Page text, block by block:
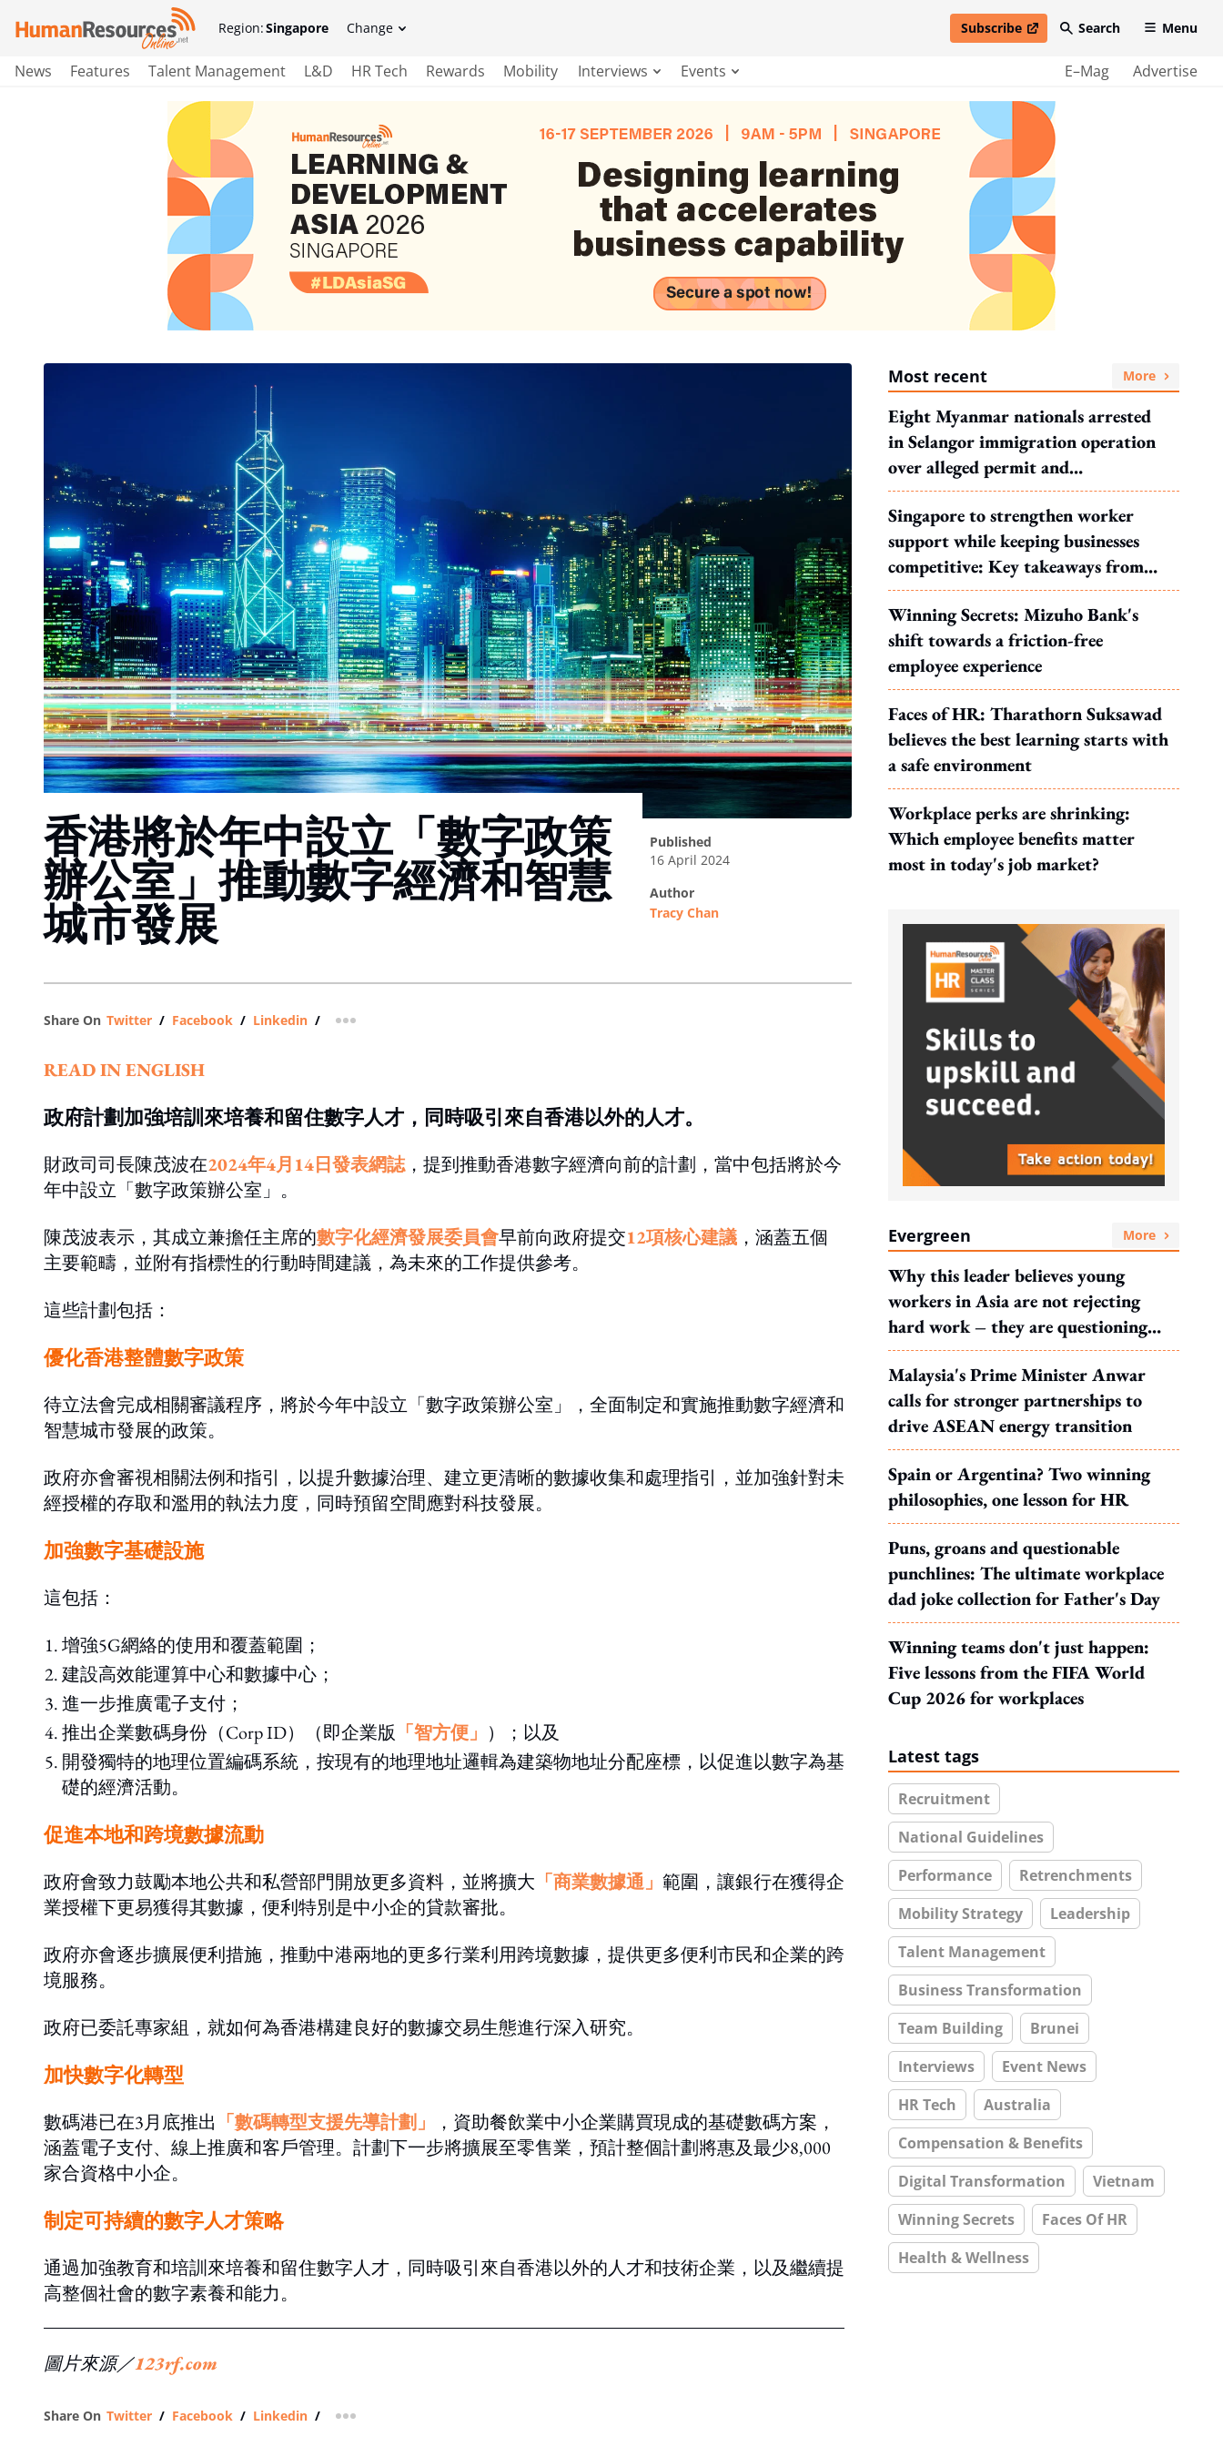
Region:Singapore Change Subscribe
open in new windowSearch Menu
News Features Talent Management L&D HR Tech Rewards Mobility Interviews Events E–Mag Advertise
香港將於年中設立「數字政策
辦公室」推動數字經濟和智慧
城市發展
published
16 April 2024
author
Tracy Chan
Share On Twitter / Facebook / Linkedin / more sharing option
READ IN ENGLISH
政府計劃加強培訓來培養和留住數字人才，同時吸引來自香港以外的人才。
財政司司長陳茂波在2024年4月14日發表網誌，提到推動香港數字經濟向前的計劃，當中包括將於今
年中設立「數字政策辦公室」。
陳茂波表示，其成立兼擔任主席的數字化經濟發展委員會早前向政府提交12項核心建議 ，涵蓋五個
主要範疇，並附有指標性的行動時間建議，為未來的工作提供參考。
這些計劃包括：
優化香港整體數字政策
待立法會完成相關審議程序，將於今年中設立「數字政策辦公室」，全面制定和實施推動數字經濟和
智慧城市發展的政策。
政府亦會審視相關法例和指引，以提升數據治理、建立更清晰的數據收集和處理指引，並加強針對未
經授權的存取和濫用的執法力度，同時預留空間應對科技發展。
加強數字基礎設施
這包括：
增強5G網絡的使用和覆蓋範圍；
建設高效能運算中心和數據中心；
進一步推廣電子支付；
推出企業數碼身份（Corp ID）（即企業版 「智方便」 ）；以及
開發獨特的地理位置編碼系統，按現有的地理地址邏輯為建築物地址分配座標，以促進以數字為基
礎的經濟活動。
促進本地和跨境數據流動
政府會致力鼓勵本地公共和私營部門開放更多資料，並將擴大 「商業數據通」 範圍，讓銀行在獲得企
業授權下更易獲得其數據，便利特別是中小企的貸款審批。
政府亦會逐步擴展便利措施，推動中港兩地的更多行業利用跨境數據，提供更多便利市民和企業的跨
境服務。
政府已委託專家組，就如何為香港構建良好的數據交易生態進行深入研究。
加快數字化轉型
數碼港已在3月底推出 「數碼轉型支援先導計劃」
，資助餐飲業中小企業購買現成的基礎數碼方案，
涵蓋電子支付、線上推廣和客戶管理。計劃下一步將擴展至零售業，預計整個計劃將惠及最少8,000
家合資格中小企。
制定可持續的數字人才策略
通過加強教育和培訓來培養和留住數字人才，同時吸引來自香港以外的人才和技術企業，以及繼續提
高整個社會的數字素養和能力。
圖片來源／123rf.com
Share On Twitter / Facebook / Linkedin / more sharing option
Most recent More
Eight Myanmar nationals arrested
in Selangor immigration operation
over alleged permit and
documentation offences
Singapore to strengthen worker
support while keeping businesses
competitive: Key takeaways from
MOS Dinesh's response to WP's
motion
Winning Secrets: Mizuho Bank's
shift towards a friction-free
employee experience
Faces of HR: Tharathorn Suksawad
believes the best learning starts with
a safe environment
Workplace perks are shrinking:
Which employee benefits matter
most in today's job market?
Evergreen More
Why this leader believes young
workers in Asia are not rejecting
hard work – they are questioning
what it leads to
Malaysia's Prime Minister Anwar
calls for stronger partnerships to
drive ASEAN energy transition
Spain or Argentina? Two winning
philosophies, one lesson for HR
Puns, groans and questionable
punchlines: The ultimate workplace
dad joke collection for Father's Day
Winning teams don't just happen:
Five lessons from the FIFA World
Cup 2026 for workplaces
Latest tags
Recruitment
National Guidelines
Performance
Retrenchments
Mobility Strategy
Leadership
Talent Management
Business Transformation
Team Building
Brunei
Interviews
Event News
HR Tech
Australia
Compensation & Benefits
Digital Transformation
Vietnam
Winning Secrets
Faces Of HR
Health & Wellness